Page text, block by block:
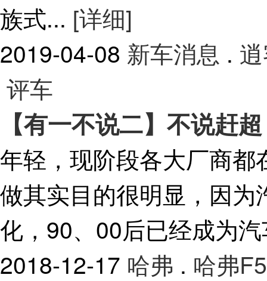
族式... [详细]
2019-04-08 新车消息 .
评车
【有一不说二】不说赶
年轻，现阶段各大厂商
做其实目的很明显，因
化，90、00后已经成为
2018-12-17 哈弗 . 哈弗F5